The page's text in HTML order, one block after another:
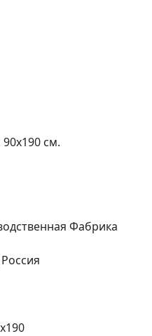
см.
Фабрика
Россия